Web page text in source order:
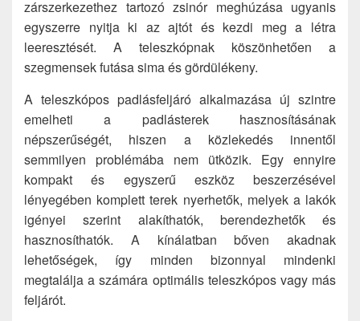
zárszerkezethez tartozó zsinór meghúzása ugyanis
egyszerre nyitja ki az ajtót és kezdi meg a létra
leeresztését. A teleszkópnak köszönhetően a
szegmensek futása sima és gördülékeny.
A teleszkópos padlásfeljáró alkalmazása új szintre
emelheti a padlásterek hasznosításának
népszerűségét, hiszen a közlekedés innentől
semmilyen problémába nem ütközik. Egy ennyire
kompakt és egyszerű eszköz beszerzésével
lényegében komplett terek nyerhetők, melyek a lakók
igényei szerint alakíthatók, berendezhetők és
hasznosíthatók. A kínálatban bőven akadnak
lehetőségek, így minden bizonnyal mindenki
megtalálja a számára optimális teleszkópos vagy más
feljárót.